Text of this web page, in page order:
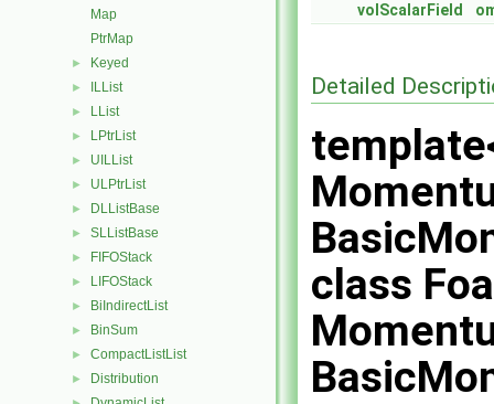
Map
PtrMap
► Keyed
► ILList
► LList
► LPtrList
► UILList
► ULPtrList
► DLListBase
► SLListBase
► FIFOStack
► LIFOStack
► BiIndirectList
► BinSum
► CompactListList
► Distribution
volScalarField
Detailed
class